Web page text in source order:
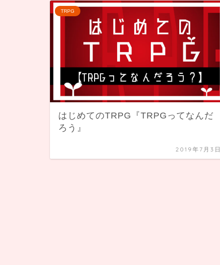
TRPG
はじめてのTRPG『TRPGってなんだ
ろう』
2019年7月3日